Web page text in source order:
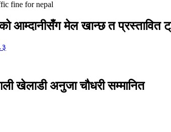
आम्दानीसँग मेल खान्छ त प्रस्तावित
खेलाडी अनुजा चौधरी सम्मानित